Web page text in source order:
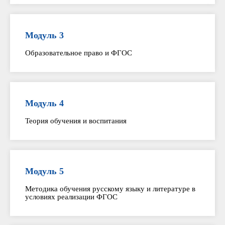
Модуль 3
Образовательное право и ФГОС
Модуль 4
Теория обучения и воспитания
Модуль 5
Методика обучения русскому языку и литературе в
условиях реализации ФГОС